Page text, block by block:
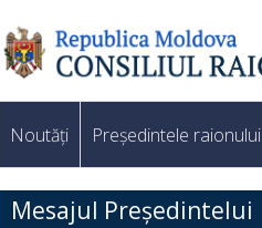
Noutăți Președintele raionului
Mesajul Președintelui